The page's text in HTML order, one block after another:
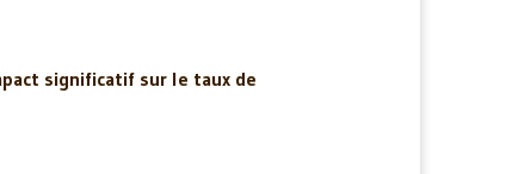
significatif sur le taux de